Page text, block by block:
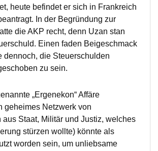
heute befindet er sich in Frankreich
In der Begründung zur
die AKP recht, denn Uzan stan
Einen faden Beigeschmack
dennoch, die Steuerschulden
zu sein.
„Ergenekon“ Affäre
geheimes Netzwerk von
aus Staat, Militär und Justiz, welches
stürzen wollte) könnte als
worden sein, um unliebsame